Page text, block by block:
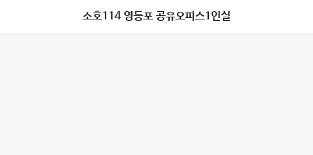
소호114 영등포 공유오피스1인실